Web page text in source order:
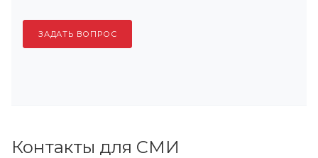
ЗАДАТЬ ВОПРОС
Контакты для СМИ